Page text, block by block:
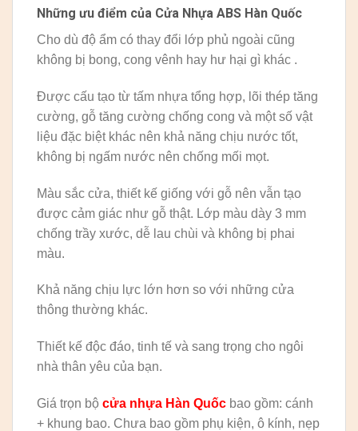
Những ưu điểm của Cửa Nhựa ABS Hàn Quốc
Cho dù độ ẩm có thay đổi lớp phủ ngoài cũng
không bị bong, cong vênh hay hư hại gì khác .
Được cấu tạo từ tấm nhựa tổng hợp, lõi thép tăng
cường, gỗ tăng cường chống cong và một số vật
liệu đặc biệt khác nên khả năng chịu nước tốt,
không bị ngấm nước nên chống mối mọt.
Màu sắc cửa, thiết kế giống với gỗ nên vẫn tạo
được cảm giác như gỗ thật. Lớp màu dày 3 mm
chống trầy xước, dễ lau chùi và không bị phai
màu.
Khả năng chịu lực lớn hơn so với những cửa
thông thường khác.
Thiết kế độc đáo, tinh tế và sang trọng cho ngôi
nhà thân yêu của bạn.
Giá trọn bộ cửa nhựa Hàn Quốc bao gồm: cánh
+ khung bao. Chưa bao gồm phụ kiện, ô kính, nẹp